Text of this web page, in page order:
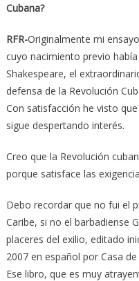
Cubana?
RFR-Originalmente mi
cuyo nacimiento previo
Shakespeare, el
defensa de la Revolución
Con satisfacción he visto
sigue despertando interés.
Creo que la Revolución
porque satisface las
Debo recordar que no fui el
Caribe, si no el barbadiense
placeres del exilio, editado
2007 en español por Casa
Ese libro, que es muy